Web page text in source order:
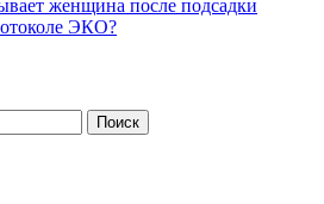
женщина после подсадки
ЭКО?